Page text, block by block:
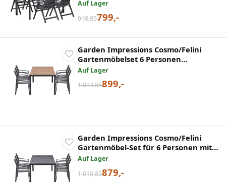
Auf Lager
918,85799,-
Garden Impressions Cosmo/Felini
Gartenmöbelset 6 Personen
Teakholzoptik Tisch 220 cm
Auf Lager
1.033,85899,-
Garden Impressions Cosmo/Felini
Gartenmöbel-Set für 6 Personen mit
Tisch 220 cm
Auf Lager
1.010,85879,-